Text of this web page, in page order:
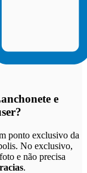
e
?
ponto exclusivo da
No exclusivo,
e não precisa
.